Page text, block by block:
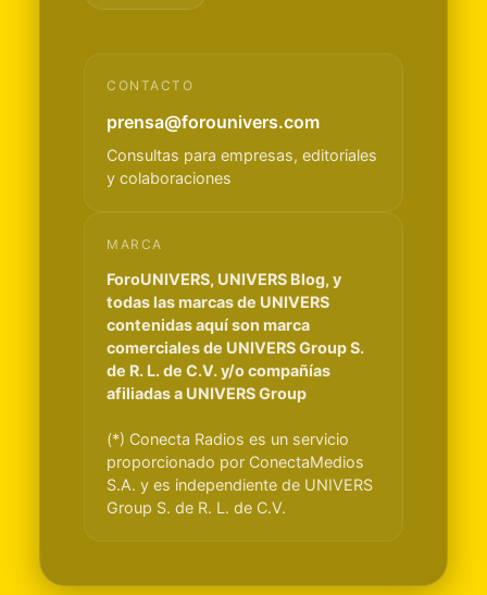
CONTACTO
prensa@forounivers.com
Consultas para empresas, editoriales
y colaboraciones
MARCA
ForoUNIVERS, UNIVERS Blog, y
todas las marcas de UNIVERS
contenidas aquí son marca
comerciales de UNIVERS Group S.
de R. L. de C.V. y/o compañías
afiliadas a UNIVERS Group
(*) Conecta Radios es un servicio
proporcionado por ConectaMedios
S.A. y es independiente de UNIVERS
Group S. de R. L. de C.V.